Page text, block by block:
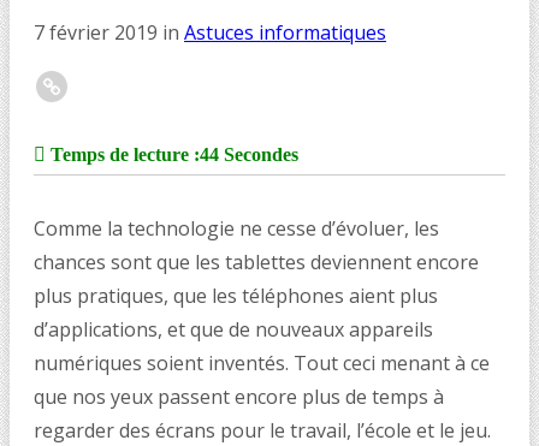
7 février 2019 in Astuces informatiques
Temps de lecture :44 Secondes
Comme la technologie ne cesse d’évoluer, les
chances sont que les tablettes deviennent encore
plus pratiques, que les téléphones aient plus
d’applications, et que de nouveaux appareils
numériques soient inventés. Tout ceci menant à ce
que nos yeux passent encore plus de temps à
regarder des écrans pour le travail, l’école et le jeu.